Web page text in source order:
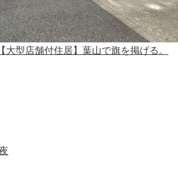
大型店舗付住居】葉山で旗を掲げる。